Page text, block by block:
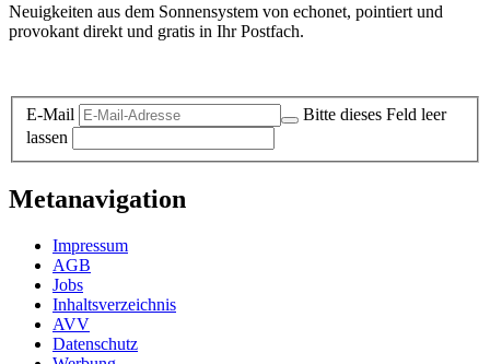
Neuigkeiten aus dem Sonnensystem von echonet, pointiert und
provokant direkt und gratis in Ihr Postfach.
E-Mail
Bitte dieses Feld leer
lassen
Metanavigation
Impressum
AGB
Jobs
Inhaltsverzeichnis
AVV
Datenschutz